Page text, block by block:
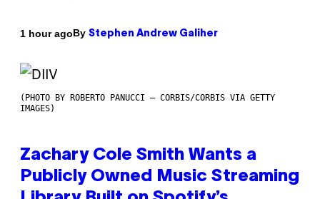
1 hour agoBy Stephen Andrew Galiher
(PHOTO BY ROBERTO PANUCCI – CORBIS/CORBIS VIA GETTY
IMAGES)
Zachary Cole Smith Wants a
Publicly Owned Music Streaming